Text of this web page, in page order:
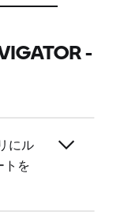
-
にル
トを